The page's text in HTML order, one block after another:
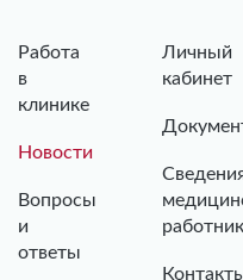
Работа
в
клинике
Новости
Вопросы
и
ответы
Личный
кабинет